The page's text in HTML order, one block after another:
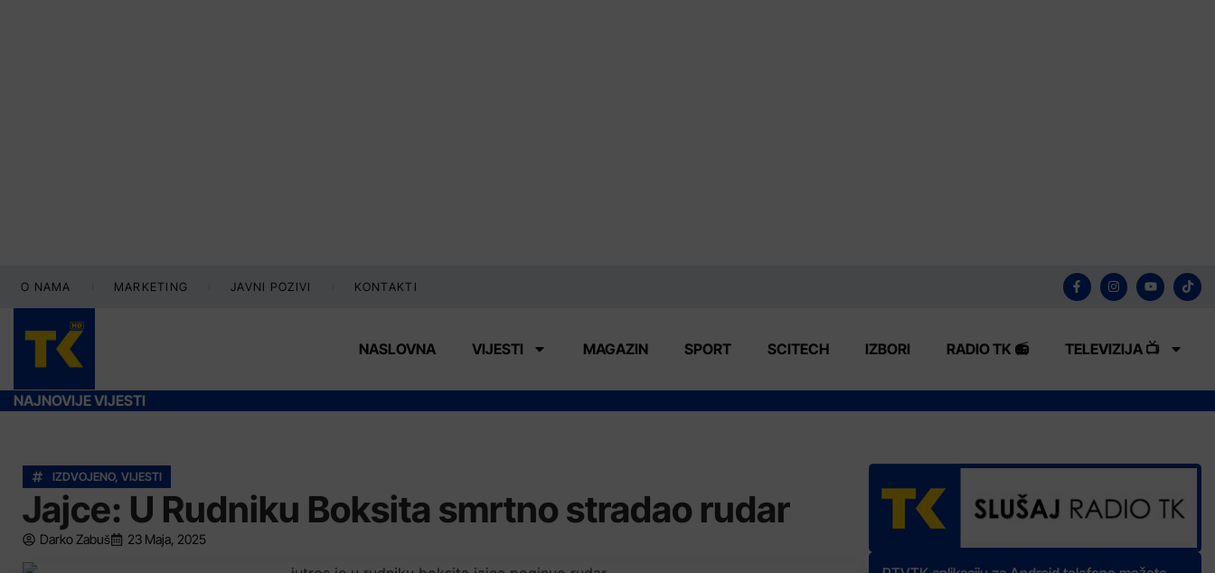
O NAMA MARKETING JAVNI POZIVI KONTAKTI
NASLOVNA VIJESTI MAGAZIN SPORT SCITECH IZBORI RADIO TK 📻 TELEVIZIJA 📺
NAJNOVIJE VIJESTI
IZDVOJENO, VIJESTI
Jajce: U Rudniku Boksita smrtno stradao rudar
Darko Zabuš 23 Maja, 2025